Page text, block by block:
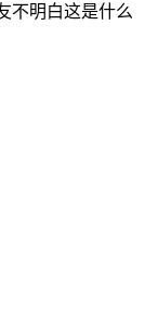
不明白这是什么